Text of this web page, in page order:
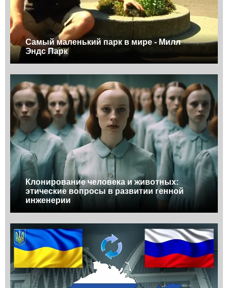
Самый маленький парк в мире - Милл
Эндс Парк
Клонирование человека и животных:
этические вопросы в развитии генной
инженерии